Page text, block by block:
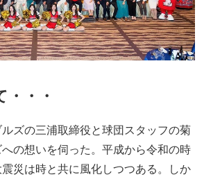
・・・
ズの三浦取締役と球団スタッフの菊
の想いを伺った。平成から令和の時
災は時と共に風化しつつある。しか